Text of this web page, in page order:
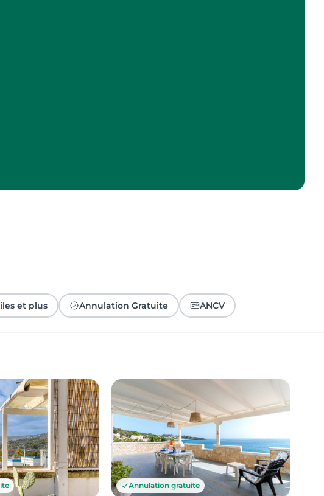
et plus Annulation Gratuite ANCV
Annulation gratuite